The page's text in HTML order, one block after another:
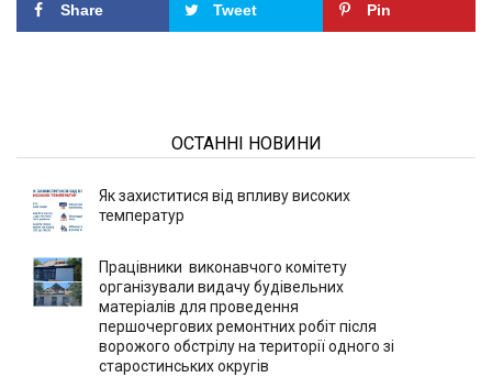
Share Tweet Pin
ОСТАННІ НОВИНИ
Як захиститися від впливу високих
температур
Працівники виконавчого комітету
організували видачу будівельних
матеріалів для проведення
першочергових ремонтних робіт після
ворожого обстрілу на території одного зі
старостинських округів